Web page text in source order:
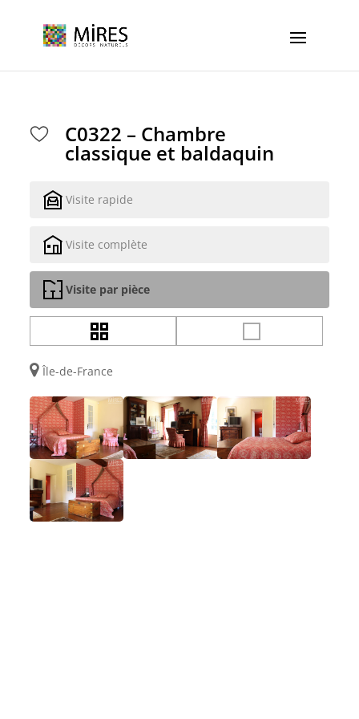
C0322 – Chambre
classique et baldaquin
Visite rapide
Visite complète
Visite par pièce
Île-de-France